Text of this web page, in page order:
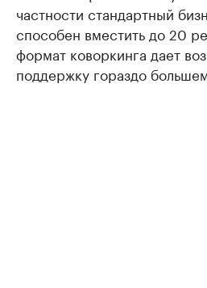
частности стандартный
способен вместить до 20
формат коворкинга дает
поддержку гораздо